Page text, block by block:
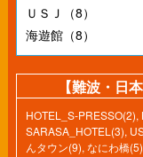
ＵＳＪ（8）
海遊館（8）
【難波・日
HOTEL_S-PRESSO(2),
SARASA_HOTEL(3),
んタウン(9), なにわ橋(5)